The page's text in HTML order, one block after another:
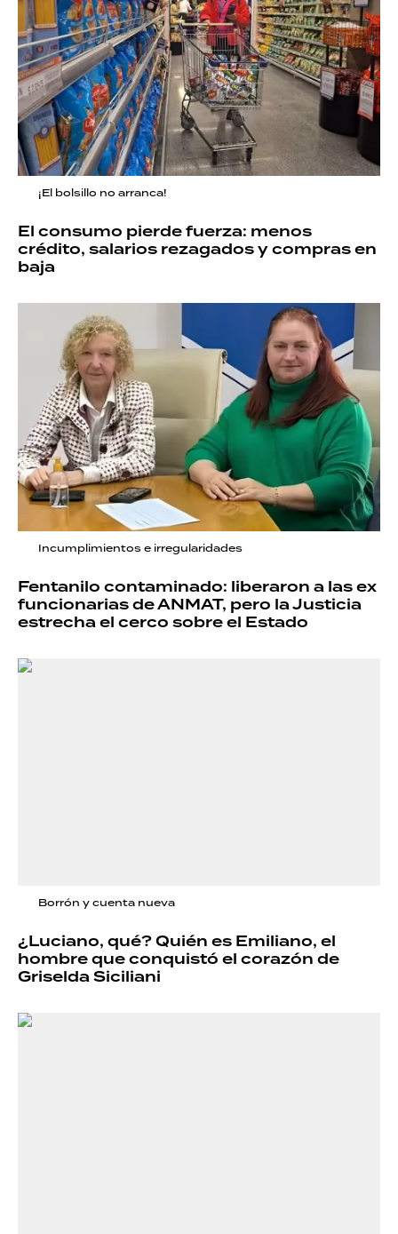
¡El bolsillo no arranca!
El consumo pierde fuerza: menos
crédito, salarios rezagados y compras en
baja
Incumplimientos e irregularidades
Fentanilo contaminado: liberaron a las ex
funcionarias de ANMAT, pero la Justicia
estrecha el cerco sobre el Estado
Borrón y cuenta nueva
¿Luciano, qué? Quién es Emiliano, el
hombre que conquistó el corazón de
Griselda Siciliani